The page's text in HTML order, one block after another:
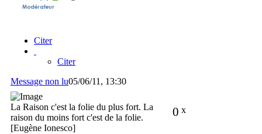
Citer
Citer
Message non lu05/06/11, 13:30
0 x
La Raison c'est la folie du plus fort. La
raison du moins fort c'est de la folie.
[Eugène Ionesco]